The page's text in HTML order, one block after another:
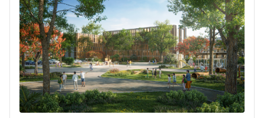
Chủ tịch Edison Schools: Eco Retreat